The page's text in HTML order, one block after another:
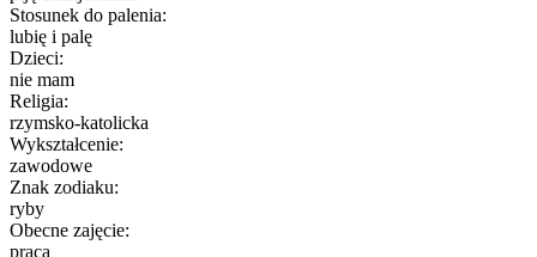
Stosunek do palenia:
lubię i palę
Dzieci:
nie mam
Religia:
rzymsko-katolicka
Wykształcenie:
zawodowe
Znak zodiaku:
ryby
Obecne zajęcie:
praca